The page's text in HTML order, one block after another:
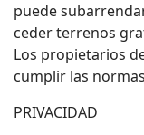
puede
ceder terrenos
Los propietarios
cumplir las
PRIVACIDAD